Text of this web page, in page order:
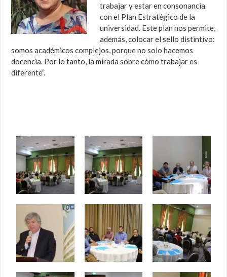
trabajar y estar en consonancia
con el Plan Estratégico de la
universidad. Este plan nos permite,
además, colocar el sello distintivo:
somos académicos complejos, porque no solo hacemos
docencia. Por lo tanto, la mirada sobre cómo trabajar es
diferente”.